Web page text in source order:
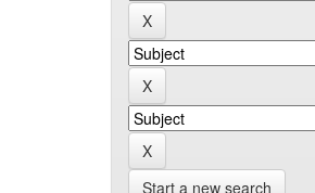
Start a new search